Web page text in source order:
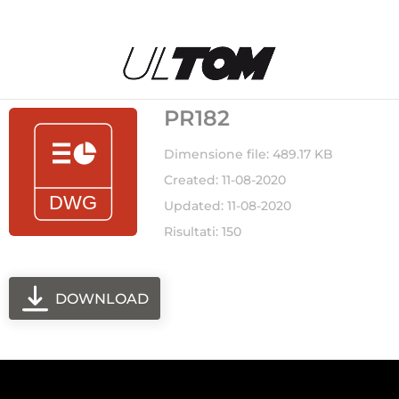
PR182
Dimensione file: 489.17 KB
Created: 11-08-2020
Updated: 11-08-2020
Risultati: 150
DOWNLOAD